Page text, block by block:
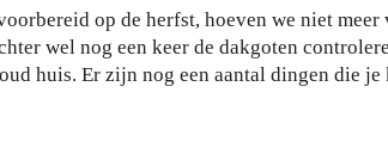
op de herfst, hoeven we niet
wel nog een keer de dakgoten
huis. Er zijn nog een aantal dingen die